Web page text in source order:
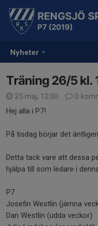
Nyheter
RENGSJÖ
P7 (2019)
Träning 26/5 kl.
25 maj, 12:00
0
Hej alla i P7!
På tisdag börjar det
Detta tack vare att dessa
hjälpa till som ledare i
P7
Josefin Westlin (jämna
Dan Westlin (udda veckor)